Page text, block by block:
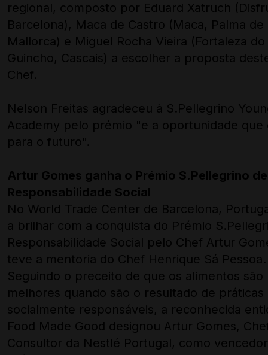
regional, composto por Eduard Xatruch
Barcelona), Maca de Castro (Maca, Palma de
Mallorca) e Miguel Rocha Vieira (Fortaleza do
Guincho, Cascais) a escolher a proposta
Chef.
Nelson Freitas agradeceu à S.Pellegrino
Academy pelo prémio "e a oportunidade que
para o futuro".
Artur Gomes ganha o Prémio S.Pellegrino de
Responsabilidade Social
No World Trade Center de Barcelona,
a brilhar com a conquista do Prémio
Responsabilidade Social pelo Chef Artur
teve a mentoria do Chef Henrique Sá Pessoa.
Seguindo o preceito de que os alimentos são
melhores quando são o resultado de práticas
socialmente responsáveis, a reconhecida
Food Made Good designou Artur Gomes,
Consultor da Nestlé Portugal, como